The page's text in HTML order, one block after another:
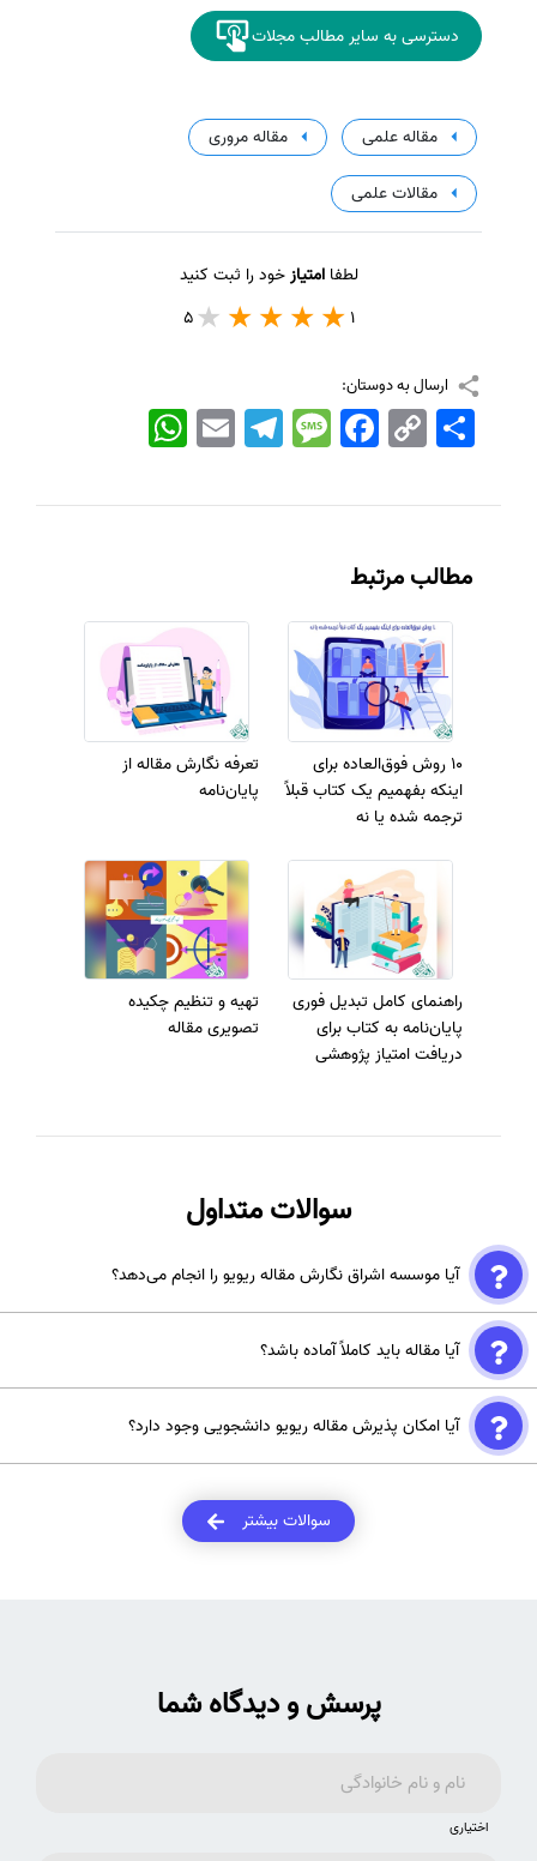
دسترسی به سایر مطالب مجلات
مقاله علمی مقاله مروری
مقالات علمی
لطفاامتیازخود را ثبت کنید
1
5
ارسال به دوستان:
WhatsApp EmailTelegramMessageFacebook Copy
Link
اشتراک
مطالب مرتبط
10 روش فوق‌العاده برای
اینکه بفهمیم یک کتاب قبلاً
ترجمه شده یا نه
تعرفه نگارش مقاله از
پایان‌نامه
راهنمای کامل تبدیل فوری
پایان‌نامه به کتاب برای
دریافت امتیاز پژوهشی
تهیه و تنظیم چکیده
تصویری مقاله
سوالات متداول
آیا موسسه اشراق نگارش مقاله ریویو را انجام می‌دهد؟
خیر. موسسه انتشاراتی اشراق هیچ‌گونه خدمات نگارش مقاله یا انتخاب
موضوع ارائه نمی‌دهد. دارد.
آیا مقاله باید کاملاً آماده باشد؟
بله، مقاله ریویو باید به‌صورت کامل توسط نویسنده تهیه شده باشد و سپس
برای پذیرش ارسال شود.
آیا امکان پذیرش مقاله ریویو دانشجویی وجود دارد؟
سوالات بیشتر
پرسش و دیدگاه شما
اختیاری